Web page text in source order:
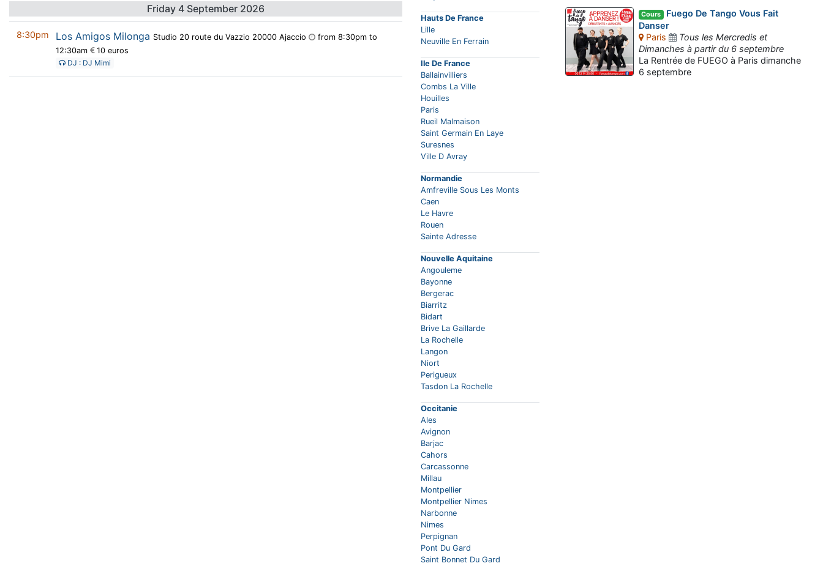
Friday 4 September 2026
8:30pm Los Amigos Milonga Studio 20 route du Vazzio 20000 Ajaccio
from 8:30pm to
12:30am
10 euros
DJ : DJ Mimi
Hauts De France
Lille
Neuville En Ferrain
Ile De France
Ballainvilliers
Combs La Ville
Houilles
Paris
Rueil Malmaison
Saint Germain En Laye
Suresnes
Ville D Avray
Normandie
Amfreville Sous Les Monts
Caen
Le Havre
Rouen
Sainte Adresse
Nouvelle Aquitaine
Angouleme
Bayonne
Bergerac
Biarritz
Bidart
Brive La Gaillarde
La Rochelle
Langon
Niort
Perigueux
Tasdon La Rochelle
Occitanie
Ales
Avignon
Barjac
Cahors
Carcassonne
Millau
Montpellier
Montpellier Nimes
Narbonne
Nimes
Perpignan
Pont Du Gard
Saint Bonnet Du Gard
Cours Fuego De Tango Vous Fait
Danser
Paris
Tous les Mercredis et
Dimanches à partir du 6 septembre
La Rentrée de FUEGO à Paris dimanche
6 septembre